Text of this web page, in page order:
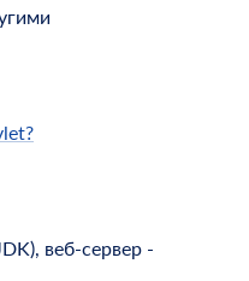
веб-сервер -